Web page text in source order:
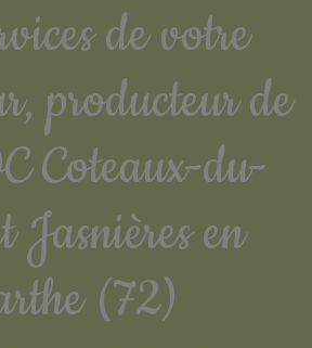
de votre
producteur de
Coteaux-du-
Jasnières en
(72)